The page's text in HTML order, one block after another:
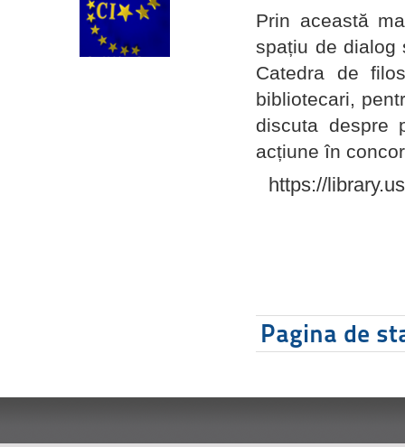
Prin această
spațiu de dialog
Catedra de
bibliotecari,
discuta despre
acțiune în
https://
Pagina de